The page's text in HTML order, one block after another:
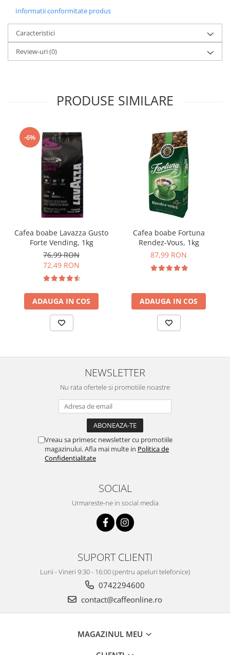
Informatii conformitate produs
Caracteristici
Review-uri(0)
PRODUSE SIMILARE
-6%
Cafea boabe Lavazza Gusto
Forte Vending, 1kg
76,99 RON
72,49 RON
ADAUGA IN COS
Cafea boabe Fortuna
Rendez-Vous, 1kg
87,99 RON
ADAUGA IN COS
NEWSLETTER
Nu rata ofertele si promotiile noastre
Vreau sa primesc newsletter cu promotiile
magazinului. Afla mai multe in Politica de
Confidentialitate
SOCIAL
Urmareste-ne in social media
SUPORT CLIENTI
Luni - Vineri 9:30 - 16:00 (pentru apeluri telefonice)
0742294600
contact@caffeonline.ro
MAGAZINUL MEU